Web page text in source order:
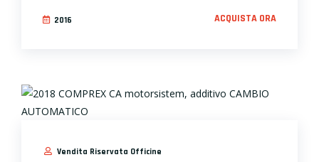
2016 ACQUISTA ORA
Vendita Riservata Officine